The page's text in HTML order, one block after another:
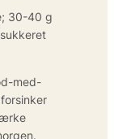
30-40 g
med-
forsinker